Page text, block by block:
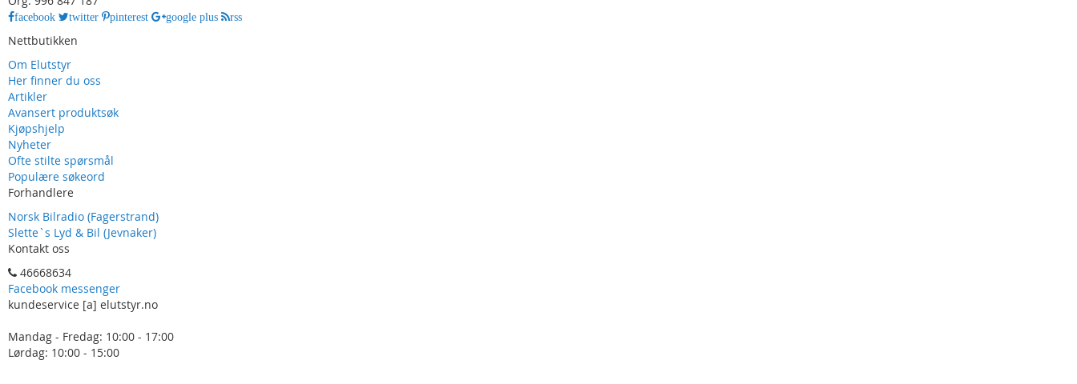
facebook twitter pinterest google plus rss
Nettbutikken
Om Elutstyr
Her finner du oss
Artikler
Avansert produktsøk
Kjøpshjelp
Nyheter
Ofte stilte spørsmål
Populære søkeord
Forhandlere
Norsk Bilradio (Fagerstrand)
Slette`s Lyd & Bil (Jevnaker)
Kontakt oss
46668634
Facebook messenger
kundeservice [a] elutstyr.no
Mandag - Fredag: 10:00 - 17:00
Lørdag: 10:00 - 15:00